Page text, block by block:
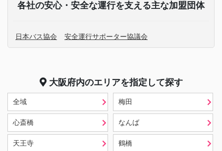
各社の安心・安全な運行を支える主な加盟団体
日本バス協会 安全運行サポーター協議会
大阪府内のエリアを指定して探す
全域 梅田
心斎橋 なんば
天王寺 鶴橋